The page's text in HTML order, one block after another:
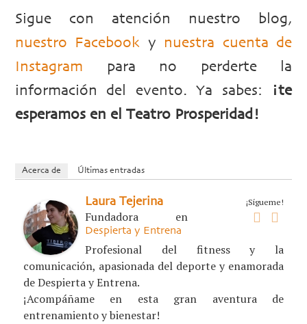
Sigue con atención nuestro blog,
nuestro Facebook y nuestra cuenta de
Instagram para no perderte la
información del evento. Ya sabes:
¡te
esperamos en el Teatro Prosperidad!
Acerca de Últimas entradas
¡Sígueme!
Laura Tejerina
Fundadora en
Despierta y Entrena
Profesional del fitness y la
comunicación, apasionada del deporte y enamorada
de Despierta y Entrena.
¡Acompáñame en esta gran aventura de
entrenamiento y bienestar!